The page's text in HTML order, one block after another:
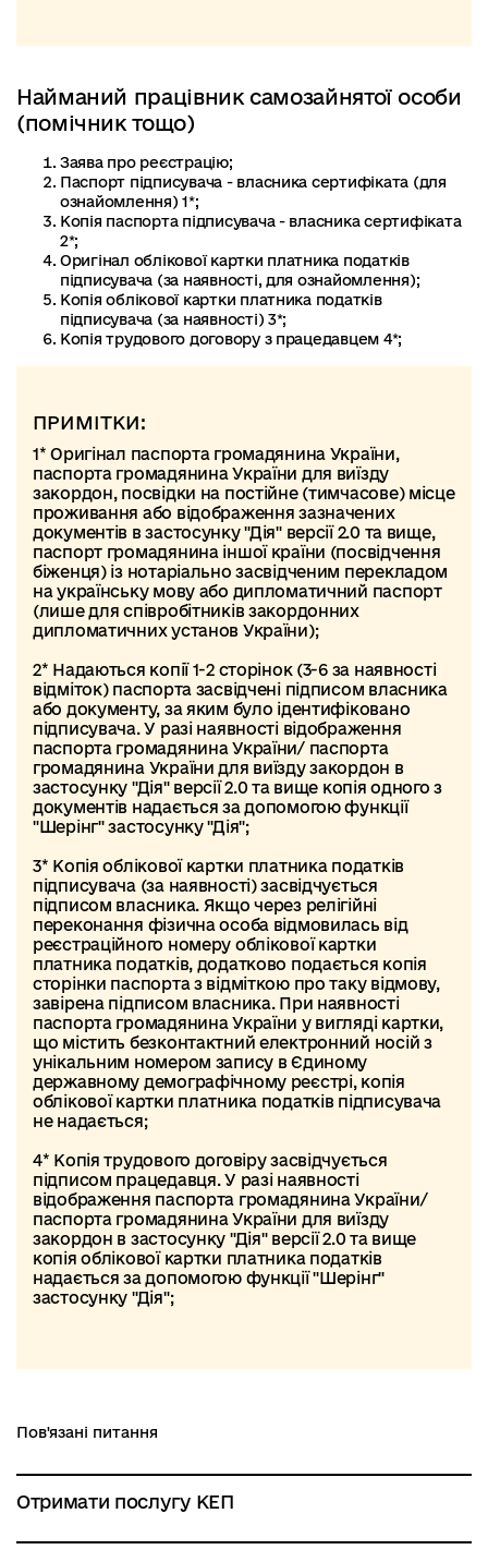
Найманий працівник самозайнятої особи
(помічник тощо)
Заява про реєстрацію;
Паспорт підписувача - власника сертифіката (для
ознайомлення) 1*;
Копія паспорта підписувача - власника сертифіката
2*;
Оригінал облікової картки платника податків
підписувача (за наявності, для ознайомлення);
Копія облікової картки платника податків
підписувача (за наявності) 3*;
Копія трудового договору з працедавцем 4*;
ПРИМІТКИ:
1* Оригінал паспорта громадянина України,
паспорта громадянина України для виїзду
закордон, посвідки на постійне (тимчасове) місце
проживання або відображення зазначених
документів в застосунку "Дія" версії 2.0 та вище,
паспорт громадянина іншої країни (посвідчення
біженця) із нотаріально засвідченим перекладом
на українську мову або дипломатичний паспорт
(лише для співробітників закордонних
дипломатичних установ України);
2* Надаються копії 1-2 сторінок (3-6 за наявності
відміток) паспорта засвідчені підписом власника
або документу, за яким було ідентифіковано
підписувача. У разі наявності відображення
паспорта громадянина України/ паспорта
громадянина України для виїзду закордон в
застосунку "Дія" версії 2.0 та вище копія одного з
документів надається за допомогою функції
"Шерінг" застосунку "Дія";
3* Копія облікової картки платника податків
підписувача (за наявності) засвідчується
підписом власника. Якщо через релігійні
переконання фізична особа відмовилась від
реєстраційного номеру облікової картки
платника податків, додатково подається копія
сторінки паспорта з відміткою про таку відмову,
завірена підписом власника. При наявності
паспорта громадянина України у вигляді картки,
що містить безконтактний електронний носій з
унікальним номером запису в Єдиному
державному демографічному реєстрі, копія
облікової картки платника податків підписувача
не надається;
4* Копія трудового договіру засвідчується
підписом працедавця. У разі наявності
відображення паспорта громадянина України/
паспорта громадянина України для виїзду
закордон в застосунку "Дія" версії 2.0 та вище
копія облікової картки платника податків
надається за допомогою функції "Шерінг"
застосунку "Дія";
Пов'язані питання
Отримати послугу КЕП